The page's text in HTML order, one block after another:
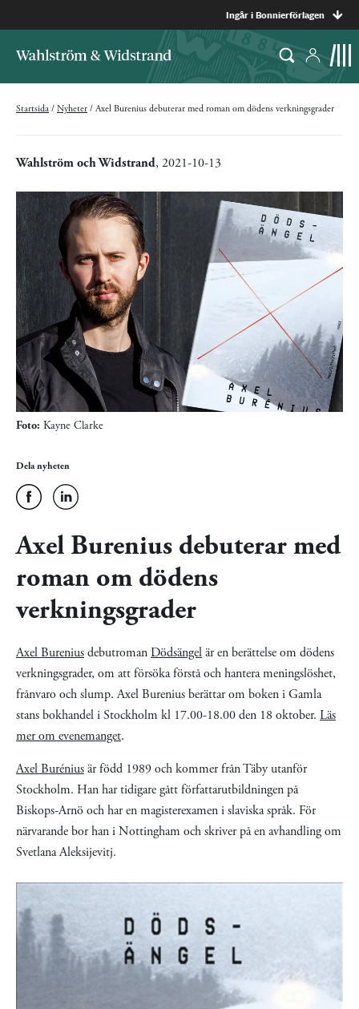
Ingår i Bonnierförlagen
Startsida / Nyheter / Axel Burenius debuterar med roman om dödens verkningsgrader
Wahlström och Widstrand, 2021-10-13
Foto: Kayne Clarke
Dela nyheten
Axel Burenius debuterar med
roman om dödens
verkningsgrader
Axel BureniusdebutromanDödsängelär en berättelse om dödens
verkningsgrader, om att försöka förstå och hantera meningslöshet,
frånvaro och slump. Axel Burenius berättar om boken i Gamla
stans bokhandel i Stockholm kl 17.00-18.00 den 18 oktober. Läs
mer om evenemanget.
Axel Buréniusär född 1989 och kommer från Täby utanför
Stockholm. Han har tidigare gått författarutbildningen på
Biskops-Arnö och har en magisterexamen i slaviska språk. För
närvarande bor han i Nottingham och skriver på en avhandling om
Svetlana Aleksijevitj.